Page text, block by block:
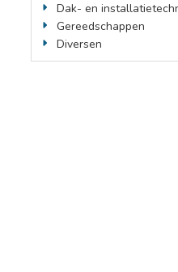
Dak- en
Gereedschappen
Diversen